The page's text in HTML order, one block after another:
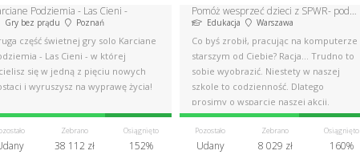
Podziemia - Las Cieni -
Gry bez prądu Poznań
część świetnej gry solo Karciane
- Las Cieni - w której
się w jedną z pięciu nowych
i wyruszysz na wyprawę życia!
Zebrano
38 112 zł
Osiągnięto
152%
Pomóż wesprzeć dzieci z SPWR- podaruj im nowe komputery.
Edukacja Warszawa
Co byś zrobił, pracując na komputerze
starszym od Ciebie? Racja... Trudno to
sobie wyobrazić. Niestety w naszej
szkole to codzienność. Dlatego
prosimy o wsparcie naszej akcji.
Pozostało
Udany
Zebrano
8 029 zł
Osiągnięto
160%